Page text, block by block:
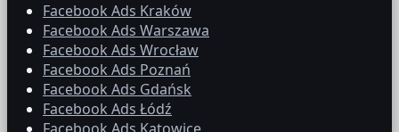
Facebook Ads Kraków
Facebook Ads Warszawa
Facebook Ads Wrocław
Facebook Ads Poznań
Facebook Ads Gdańsk
Facebook Ads Łódź